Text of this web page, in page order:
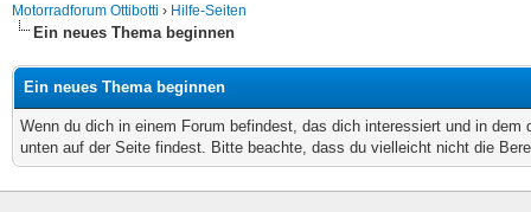
Motorradforum Ottibotti › Hilfe-Seiten
Ein neues Thema beginnen
Ein neues Thema beginnen
Wenn du dich in einem Forum befindest, das dich interessiert und in
unten auf der Seite findest. Bitte beachte, dass du vielleicht nicht die